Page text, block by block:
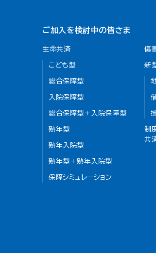
ご加入を検討中の皆さま
生命共済
こども型
総合保障型
入院保障型
総合保障型＋入院保障型
熟年型
熟年入院型
熟年型＋熟年入院型
保障シミュレーション
傷
新
制
共